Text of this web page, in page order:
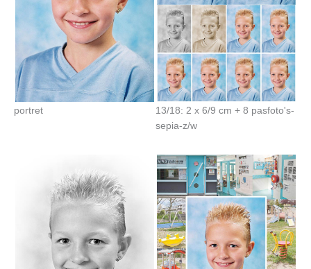
portret
13/18: 2 x 6/9 cm + 8 pasfoto's-
sepia-z/w